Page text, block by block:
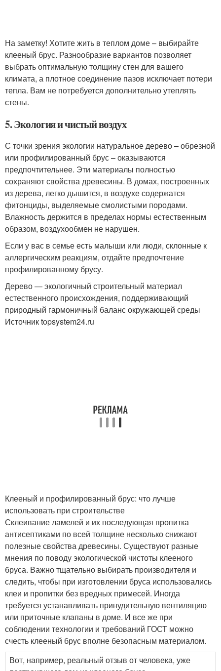
На заметку! Хотите жить в теплом доме – выбирайте
клееный брус. Разнообразие вариантов позволяет
выбрать оптимальную толщину стен для вашего
климата, а плотное соединение пазов исключает потери
тепла. Вам не потребуется дополнительно утеплять
стены.
5. Экология и чистый воздух
С точки зрения экологии натуральное дерево – обрезной
или профилированный брус – оказываются
предпочтительнее. Эти материалы полностью
сохраняют свойства древесины. В домах, построенных
из дерева, легко дышится, в воздухе содержатся
фитонциды, выделяемые смолистыми породами.
Влажность держится в пределах нормы естественным
образом, воздухообмен не нарушен.
Если у вас в семье есть малыши или люди, склонные к
аллергическим реакциям, отдайте предпочтение
профилированному брусу.
Дерево — экологичный строительный материал
естественного происхождения, поддерживающий
природный гармоничный баланс окружающей среды
Источник topsystem24.ru
Клееный и профилированный брус: что лучше
использовать при строительстве
Склеивание ламелей и их последующая пропитка
антисептиками по всей толщине несколько снижают
полезные свойства древесины. Существуют разные
мнения по поводу экологической чистоты клееного
бруса. Важно тщательно выбирать производителя и
следить, чтобы при изготовлении бруса использовались
клеи и пропитки без вредных примесей. Иногда
требуется устанавливать принудительную вентиляцию
или приточные клапаны в доме. И все же при
соблюдении технологии и требований ГОСТ можно
счесть клееный брус вполне безопасным материалом.
Вот, например, реальный отзыв от человека, уже